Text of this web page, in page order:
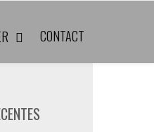
CONTACT